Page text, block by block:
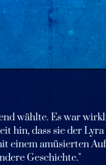
wählte. Es war
hin, dass sie der
einem amüsierten
Geschichte."